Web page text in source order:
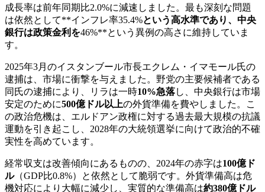
成長率は前年同期比2.0%に減速しました。最も深刻な問題
は依然として**インフレ率35.4%という高水準であり、中央
銀行は政策金利を46%**という異例の高さに維持していま
す。
2025年3月のイスタンブール市長エクレム・イマモール氏の
逮捕は、市場に衝撃を与えました。野党の主要候補者である
同氏の逮捕により、リラは一時10%急落し、中央銀行は市場
安定のために500億ドル以上の外貨準備を費やしました。こ
の政治危機は、エルドアン政権に対する過去最大規模の抗議
運動を引き起こし、2028年の大統領選挙に向けて政治的不確
実性を高めています。
経常収支は改善傾向にあるものの、2024年の赤字は100億ド
ル（GDP比0.8%）と依然として脆弱です。外貨準備高は危
機対応により大幅に減少し、実質的な準備高は約380億ドル